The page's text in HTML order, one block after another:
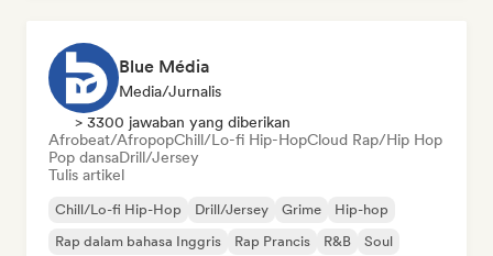
Blue Média
Media/Jurnalis
> 3300 jawaban yang diberikan
Afrobeat/AfropopChill/Lo-fi Hip-HopCloud Rap/Hip Hop
Pop dansaDrill/Jersey
Tulis artikel
Chill/Lo-fi Hip-Hop Drill/Jersey Grime
Hip-hop
Rap dalam bahasa Inggris
Rap Prancis R&B Soul